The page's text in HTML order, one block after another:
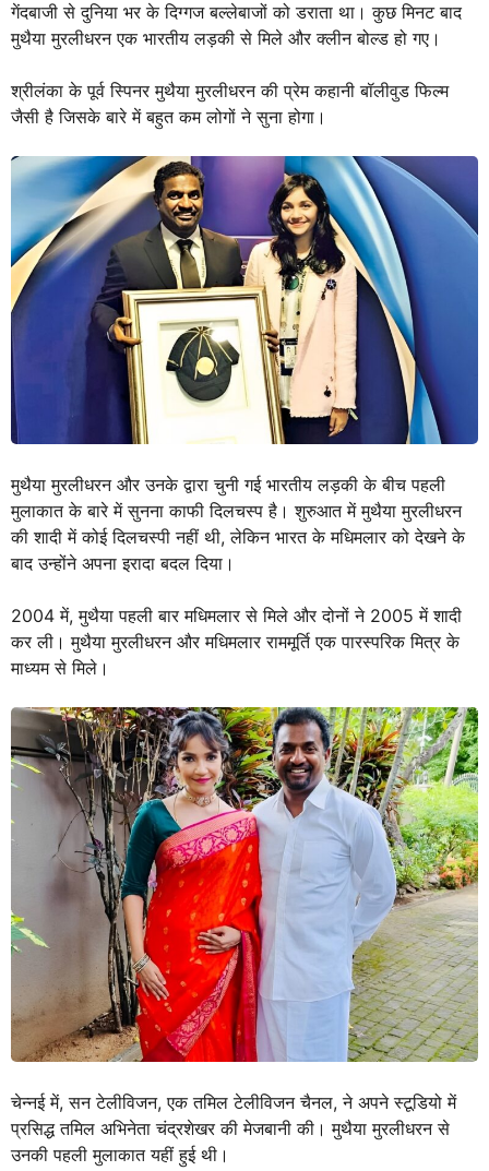
गेंदबाजी से दुनिया भर के दिग्गज बल्लेबाजों को डराता था। कुछ मिनट बाद
मुथैया मुरलीधरन एक भारतीय लड़की से मिले और क्लीन बोल्ड हो गए।
श्रीलंका के पूर्व स्पिनर मुथैया मुरलीधरन की प्रेम कहानी बॉलीवुड फिल्म
जैसी है जिसके बारे में बहुत कम लोगों ने सुना होगा।
मुथैया मुरलीधरन और उनके द्वारा चुनी गई भारतीय लड़की के बीच पहली
मुलाकात के बारे में सुनना काफी दिलचस्प है। शुरुआत में मुथैया मुरलीधरन
की शादी में कोई दिलचस्पी नहीं थी, लेकिन भारत के मधिमलार को देखने के
बाद उन्होंने अपना इरादा बदल दिया।
2004 में, मुथैया पहली बार मधिमलार से मिले और दोनों ने 2005 में शादी
कर ली। मुथैया मुरलीधरन और मधिमलार राममूर्ति एक पारस्परिक मित्र के
माध्यम से मिले।
चेन्नई में, सन टेलीविजन, एक तमिल टेलीविजन चैनल, ने अपने स्टूडियो में
प्रसिद्ध तमिल अभिनेता चंद्रशेखर की मेजबानी की। मुथैया मुरलीधरन से
उनकी पहली मुलाकात यहीं हुई थी।